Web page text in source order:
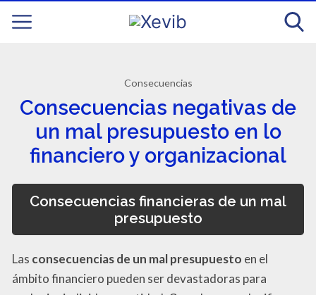
Consecuencias
Consecuencias negativas de
un mal presupuesto en lo
financiero y organizacional
Consecuencias financieras de un mal
presupuesto
Las consecuencias de un mal presupuesto en el
ámbito financiero pueden ser devastadoras para